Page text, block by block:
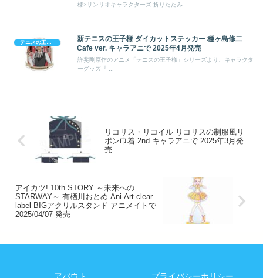
様×サンリオキャラクターズ 折りたたみ...
新テニスの王子様 ダイカットステッカー 種ヶ島修二
Cafe ver. キャラアニで 2025年4月発売
許斐剛原作のアニメ「テニスの王子様」シリーズより、キャラクタ
ーグッズ『 ...
リコリス・リコイル リコリスの制服風リ
ボン巾着 2nd キャラアニで 2025年3月発
売
アイカツ! 10th STORY ～未来への
STARWAY～ 有栖川おとめ Ani-Art clear
label BIGアクリルスタンド アニメイトで
2025/04/07 発売